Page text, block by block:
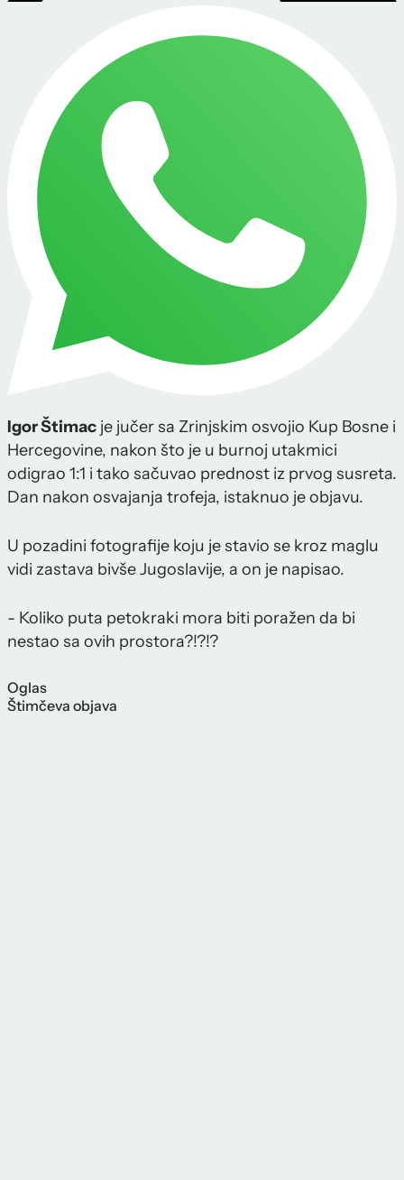
Igor Štimac je jučer sa Zrinjskim osvojio Kup Bosne i
Hercegovine, nakon što je u burnoj utakmici
odigrao 1:1 i tako sačuvao prednost iz prvog susreta.
Dan nakon osvajanja trofeja, istaknuo je objavu.
U pozadini fotografije koju je stavio se kroz maglu
vidi zastava bivše Jugoslavije, a on je napisao.
- Koliko puta petokraki mora biti poražen da bi
nestao sa ovih prostora?!?!?
Oglas
Štimčeva objava